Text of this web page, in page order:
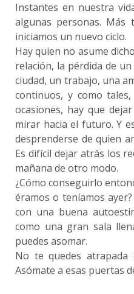
Instantes en nuestra
algunas personas. Más
iniciamos un nuevo ciclo.
Hay quien no asume
relación, la pérdida de
ciudad, un trabajo, una
continuos, y como
ocasiones, hay que
mirar hacia el futuro. Y
desprenderse de quien
Es difícil dejar atrás los
mañana de otro modo.
¿Cómo conseguirlo
éramos o teníamos
con una buena
como una gran sala
puedes asomar.
No te quedes
Asómate a esas puertas